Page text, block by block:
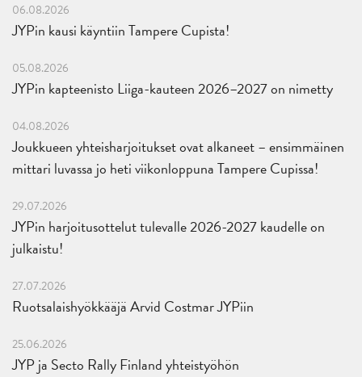
06.08.2026
JYPin kausi käyntiin Tampere Cupista!
05.08.2026
JYPin kapteenisto Liiga-kauteen 2026–2027 on nimetty
04.08.2026
Joukkueen yhteisharjoitukset ovat alkaneet – ensimmäinen
mittari luvassa jo heti viikonloppuna Tampere Cupissa!
29.07.2026
JYPin harjoitusottelut tulevalle 2026-2027 kaudelle on
julkaistu!
27.07.2026
Ruotsalaishyökkääjä Arvid Costmar JYPiin
25.06.2026
JYP ja Secto Rally Finland yhteistyöhön